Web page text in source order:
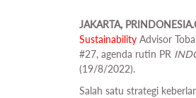
JAKARTA,
Sustainability Advisor
#27, agenda rutin PR
(19/8/2022).
Salah satu strategi